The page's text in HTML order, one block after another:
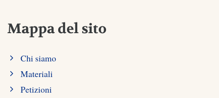
Mappa del sito
Chi siamo
Materiali
Petizioni